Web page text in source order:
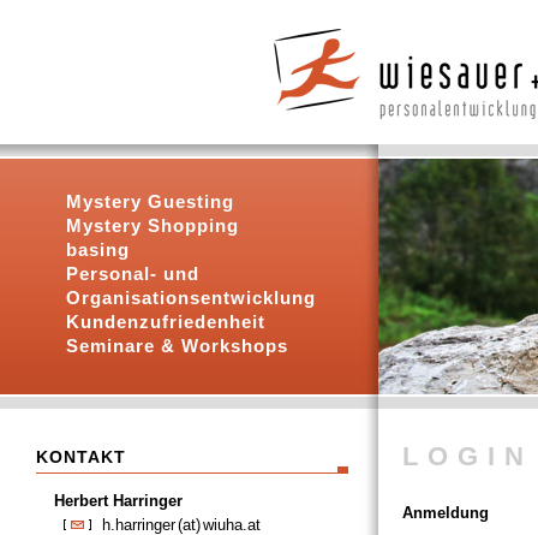
Mystery Guesting
Mystery Shopping
basing
Personal- und
Organisationsentwicklung
Kundenzufriedenheit
Seminare & Workshops
KONTAKT
Herbert Harringer
h.harringer(at)wiuha.at
LOGIN
Anmeldung